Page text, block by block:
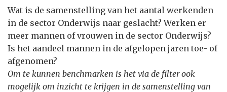
Wat is de samenstelling van het aantal werkenden
in de sector Onderwijs naar geslacht? Werken er
meer mannen of vrouwen in de sector Onderwijs?
Is het aandeel mannen in de afgelopen jaren toe- of
afgenomen?
Om te kunnen benchmarken is het via de filter ook
mogelijk om inzicht te krijgen in de samenstelling van